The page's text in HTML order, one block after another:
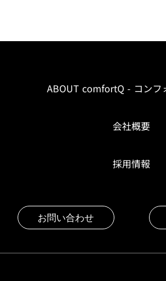
ABOUT comfortQ - コンフ
会社概要
採用情報
お問い合わせ